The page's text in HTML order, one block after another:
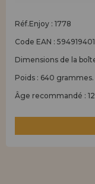
Réf.Enjoy : 1778
Code EAN :
Dimensions de la
Poids : 640 grammes.
Âge recommandé :